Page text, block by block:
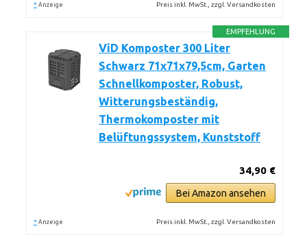
* Anzeige Preis inkl. MwSt., zzgl. Versandkosten
EMPFEHLUNG
ViD Komposter 300 Liter
Schwarz 71x71x79,5cm, Garten
Schnellkomposter, Robust,
Witterungsbeständig,
Thermokomposter mit
Belüftungssystem, Kunststoff
34,90 €
Bei Amazon ansehen
* Anzeige Preis inkl. MwSt., zzgl. Versandkosten